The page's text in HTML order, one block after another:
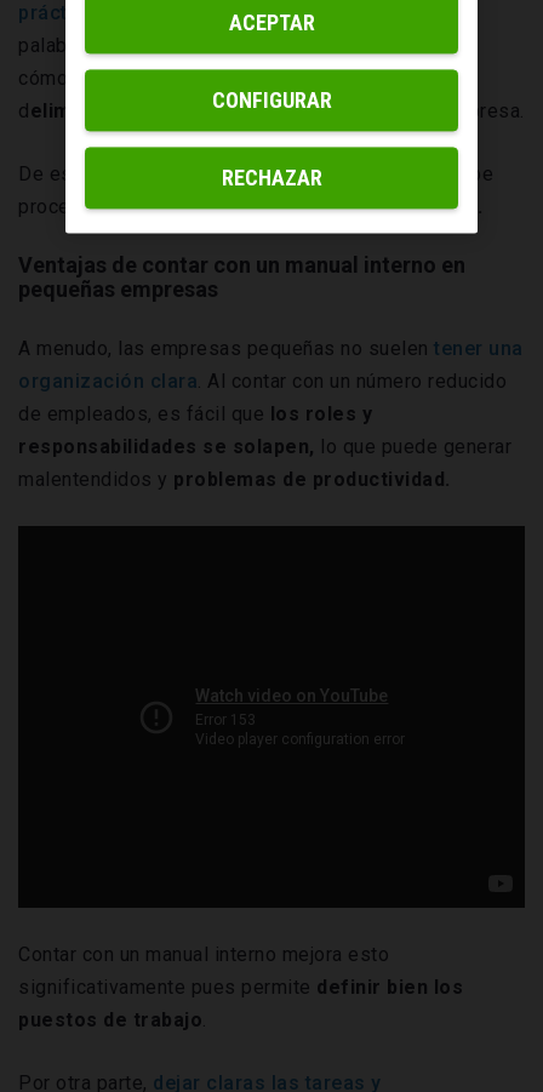
prácticas laborales
de tu empresa o, en otras
palabras,
que indique
cómo actuar en determinados casos, así como
d elimitar la estructura y organización de la empresa.
De este modo, quedará siempre claro cómo se debe
proceder yse mejorará la comunicación interna.
Ventajas de contar con un manual interno en
pequeñas empresas
A menudo, las empresas pequeñas no suelen tener una
organización clara. Al contar con un número reducido
de empleados, es fácil que los roles y
responsabilidades se solapen, lo que puede generar
malentendidos y problemas de productividad.
Contar con un manual interno mejora esto
significativamente pues permite definir bien los
puestos de trabajo.
Por otra parte, dejar claras las tareas y
RECHAZAR
ACEPTAR
CONFIGURAR